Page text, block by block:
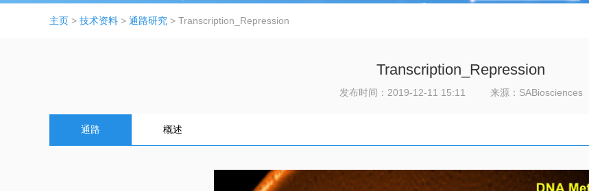
主页 > 技术资料 > 通路研究 > Transcription_Repression
Transcription_Repression
发布时间：2019-12-11 15:11 来源：SABiosciences
通路 概述